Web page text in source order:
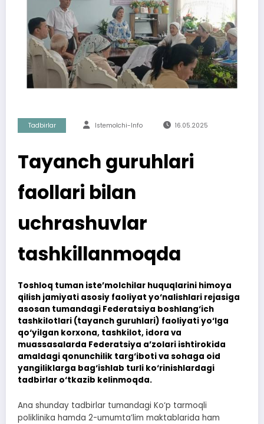
Tadbirlar Istemolchi-Info 16.05.2025
Tayanch guruhlari
faollari bilan
uchrashuvlar
tashkillanmoqda
Toshloq tuman iste’molchilar huquqlarini himoya
qilish jamiyati asosiy faoliyat yo‘nalishlari rejasiga
asosan tumandagi Federatsiya boshlang‘ich
tashkilotlari (tayanch guruhlari) faoliyati yo‘lga
qo‘yilgan korxona, tashkilot, idora va
muassasalarda Federatsiya a’zolari ishtirokida
amaldagi qonunchilik targ‘iboti va sohaga oid
yangiliklarga bag‘ishlab turli ko‘rinishlardagi
tadbirlar o‘tkazib kelinmoqda.
Ana shunday tadbirlar tumandagi Ko‘p tarmoqli
poliklinika hamda 2-umumta’lim maktablarida ham